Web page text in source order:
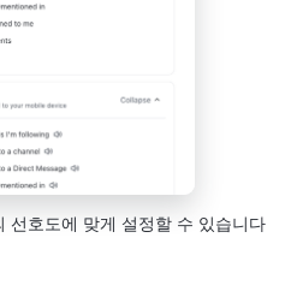
선호도에 맞게 설정할 수 있습니다